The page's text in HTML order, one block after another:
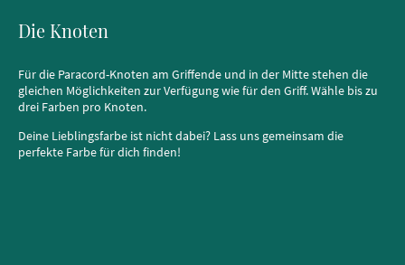
Die Knoten
Für die Paracord-Knoten am Griffende und in der Mitte stehen die
gleichen Möglichkeiten zur Verfügung wie für den Griff. Wähle bis zu
drei Farben pro Knoten.
Deine Lieblingsfarbe ist nicht dabei? Lass uns gemeinsam die
perfekte Farbe für dich finden!